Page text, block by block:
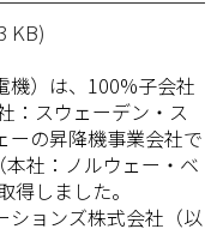
KB)
）は、100%子会社
：スウェーデン・ス
ーの昇降機事業会社で
本社：ノルウェー・ベ
得しました。
ョンズ株式会社（以